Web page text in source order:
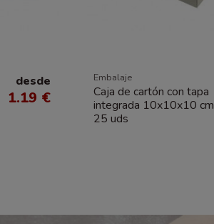
desde
1.19 €
Embalaje
Caja de cartón con tapa
integrada 10x10x10 cm
25 uds